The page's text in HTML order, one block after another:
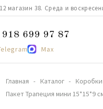
магазин 38. Среда и
699 97 87
Max
Главная Каталог
Пакет Трапеция мини 15*15*9